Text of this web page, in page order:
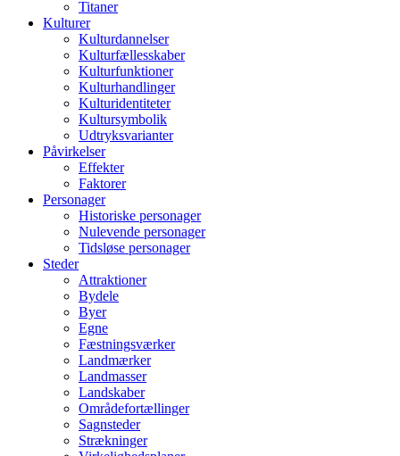
Titaner
Kulturer
Kulturdannelser
Kulturfællesskaber
Kulturfunktioner
Kulturhandlinger
Kulturidentiteter
Kultursymbolik
Udtryksvarianter
Påvirkelser
Effekter
Faktorer
Personager
Historiske personager
Nulevende personager
Tidsløse personager
Steder
Attraktioner
Bydele
Byer
Egne
Fæstningsværker
Landmærker
Landmasser
Landskaber
Områdefortællinger
Sagnsteder
Strækninger